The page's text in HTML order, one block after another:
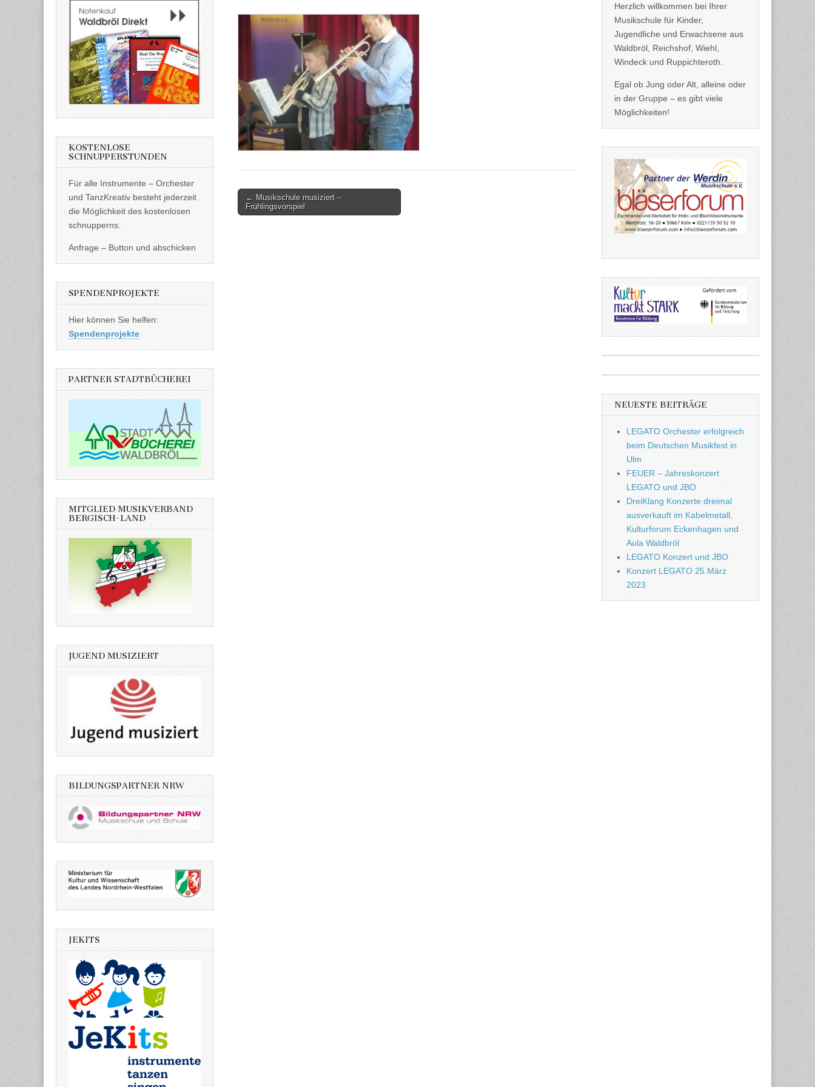
Post
navigation
← Musikschule musiziert –
Frühlingsvorspiel
KOSTENLOSE
SCHNUPPERSTUNDEN
Für alle Instrumente – Orchester
und TanzKreativ besteht jederzeit
die Möglichkeit des kostenlosen
schnupperns.
Anfrage – Button und abschicken
SPENDENPROJEKTE
Hier können Sie helfen:
Spendenprojekte
PARTNER STADTBÜCHEREI
MITGLIED MUSIKVERBAND
BERGISCH-LAND
JUGEND MUSIZIERT
BILDUNGSPARTNER NRW
JEKITS
Herzlich willkommen bei Ihrer
Musikschule für Kinder,
Jugendliche und Erwachsene aus
Waldbröl, Reichshof, Wiehl,
Windeck und Ruppichteroth.
Egal ob Jung oder Alt, alleine oder
in der Gruppe – es gibt viele
Möglichkeiten!
NEUESTE BEITRÄGE
LEGATO Orchester erfolgreich
beim Deutschen Musikfest in
Ulm
FEUER – Jahreskonzert
LEGATO und JBO
DreiKlang Konzerte dreimal
ausverkauft im Kabelmetall,
Kulturforum Eckenhagen und
Aula Waldbröl
LEGATO Konzert und JBO
Konzert LEGATO 25.März
2023